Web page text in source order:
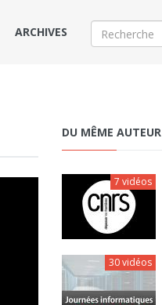
ARCHIVES
DU MÊME AUTEUR
7 vidéos
30 vidéos